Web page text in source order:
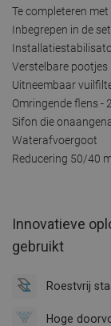
Te completeren
Inbegrepen in de
Verstelbare pootjes
Uitneembaar
Omringende flens -
Sifon die
Waterafvoergoot
Reducering 50/40
Innovatieve
gebruikt
Roestvrij
Hoge